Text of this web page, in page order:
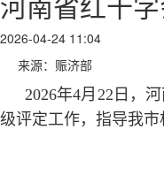
2026-04-24 11:04
来源：赈济部
2026年4月22日，
级评定工作，指导我